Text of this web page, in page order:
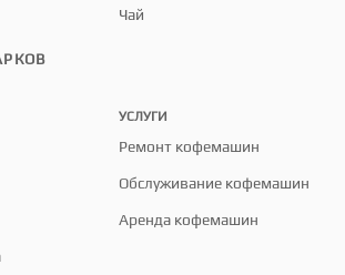
Чай
УСЛУГИ
Ремонт кофемашин
Обслуживание кофемашин
Аренда кофемашин